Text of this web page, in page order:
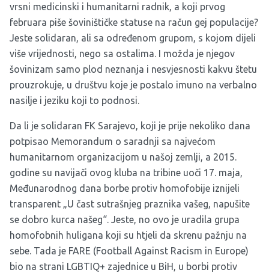
vrsni medicinski i humanitarni radnik, a koji prvog
februara piše šoviništičke statuse na račun gej populacije?
Jeste solidaran, ali sa određenom grupom, s kojom dijeli
više vrijednosti, nego sa ostalima. I možda je njegov
šovinizam samo plod neznanja i nesvjesnosti kakvu štetu
prouzrokuje, u društvu koje je postalo imuno na verbalno
nasilje i jeziku koji to podnosi.
Da li je solidaran FK Sarajevo, koji je prije nekoliko dana
potpisao Memorandum o saradnji sa najvećom
humanitarnom organizacijom u našoj zemlji, a 2015.
godine su navijači ovog kluba na tribine uoči 17. maja,
Međunarodnog dana borbe protiv homofobije iznijeli
transparent „U čast sutrašnjeg praznika vašeg, napušite
se dobro kurca našeg“. Jeste, no ovo je uradila grupa
homofobnih huligana koji su htjeli da skrenu pažnju na
sebe. Tada je FARE (Football Against Racism in Europe)
bio na strani LGBTIQ+ zajednice u BiH, u borbi protiv